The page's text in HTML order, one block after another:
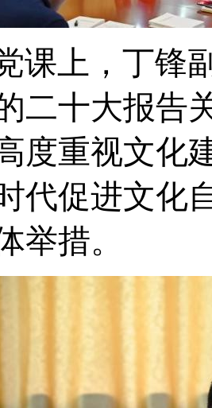
课上， 丁锋
二十大报告
度重视文化
代促进文化
举措。